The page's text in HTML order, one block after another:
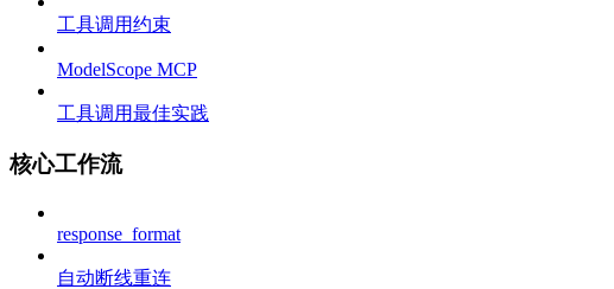
工具调用约束
ModelScope MCP
工具调用最佳实践
核心工作流
response_format
自动断线重连